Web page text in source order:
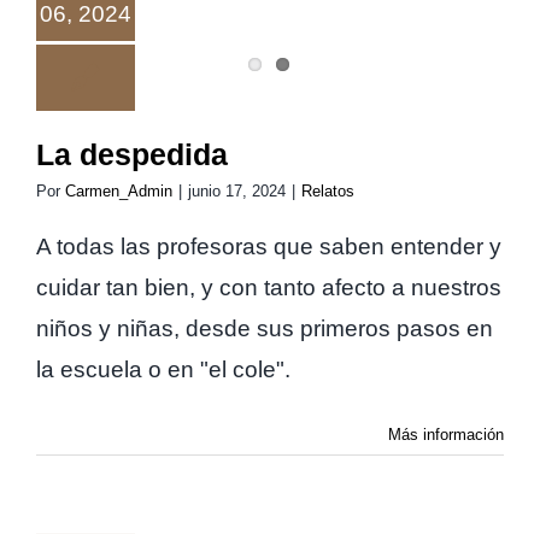
06, 2024
La despedida
Por Carmen_Admin junio 17, 2024 Relatos
A todas las profesoras que saben entender y
cuidar tan bien, y con tanto afecto a nuestros
niños y niñas, desde sus primeros pasos en
la escuela o en "el cole".
Más información